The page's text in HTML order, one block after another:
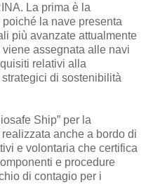
La prima è la
la nave presenta
più avanzate attualmente
assegnata alle navi
relativi alla
di sostenibilità
Ship” per la
anche a bordo di
e volontaria che certifica
e procedure
di contagio per i